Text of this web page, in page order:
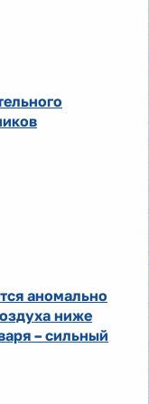
аномально
ниже
– сильный